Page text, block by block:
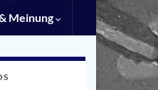
Meinung